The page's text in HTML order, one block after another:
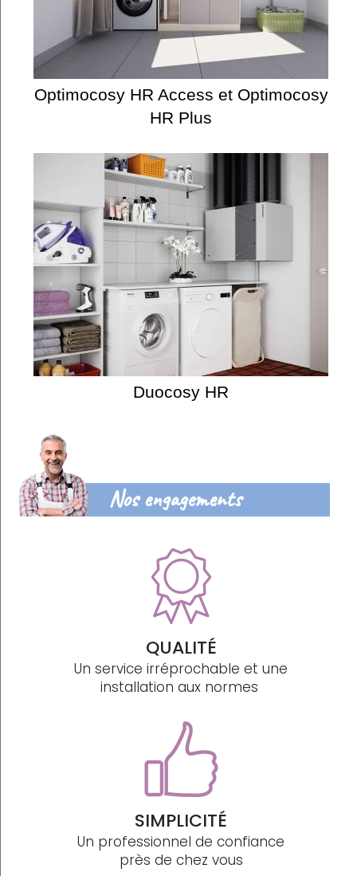
Optimocosy HR Access et Optimocosy
HR Plus
Duocosy HR
Nos engagements
QUALITÉ
Un service irréprochable et une
installation aux normes
SIMPLICITÉ
Un professionnel de confiance
près de chez vous